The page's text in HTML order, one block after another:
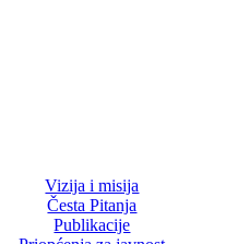
Vizija i misija
Česta Pitanja
Publikacije